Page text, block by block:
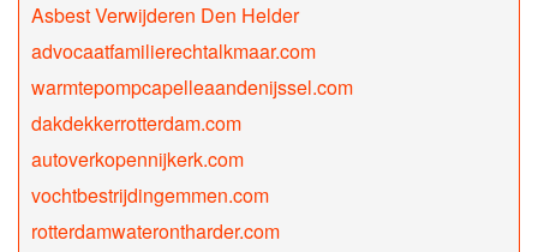
Asbest Verwijderen Den Helder
advocaatfamilierechtalkmaar.com
warmtepompcapelleaandenijssel.com
dakdekkerrotterdam.com
autoverkopennijkerk.com
vochtbestrijdingemmen.com
rotterdamwaterontharder.com